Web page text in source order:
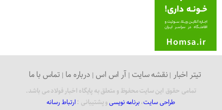
تیتر اخبار نقشه سایت آر اس اس درباره ما تماس با ما
تمامی حقوق این سایت محفوظ و متعلق به پایگاه اخبار فولاد می باشد.
طراحی سایت،برنامه نویسیو پشتیبانی :ارتباط رسانه